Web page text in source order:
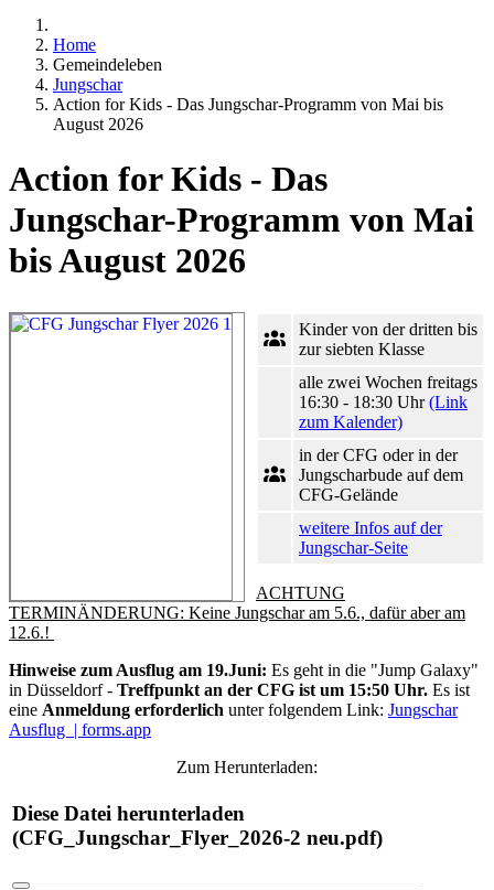
Home
Gemeindeleben
Jungschar
Action for Kids - Das Jungschar-Programm von Mai bis
August 2026
Action for Kids - Das
Jungschar-Programm von Mai
bis August 2026
Kinder von der dritten bis
zur siebten Klasse
alle zwei Wochen freitags
16:30 - 18:30 Uhr(Link
zum Kalender)
in der CFG oder in der
Jungscharbude auf dem
CFG-Gelände
weitere Infos auf der
Jungschar-Seite
ACHTUNG
TERMINÄNDERUNG: Keine Jungschar am 5.6., dafür aber am
12.6.!
Hinweise zum Ausflug am 19.Juni: Es geht in die "Jump Galaxy"
in Düsseldorf - Treffpunkt an der CFG ist um 15:50 Uhr. Es ist
eine Anmeldung erforderlich unter folgendem Link: Jungschar
Ausflug | forms.app
Zum Herunterladen:
Diese Datei herunterladen
(CFG_Jungschar_Flyer_2026-2 neu.pdf)